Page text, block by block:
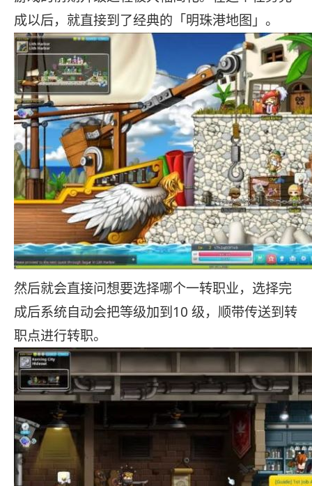
成以后，就直接到了经典的「明珠港地图」。
然后就会直接问想要选择哪个一转职业，选择完
成后系统自动会把等级加到10 级，顺带传送到转
职点进行转职。